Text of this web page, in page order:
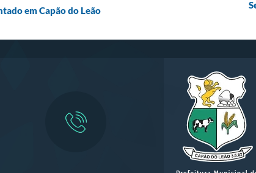
em Capão do Leão